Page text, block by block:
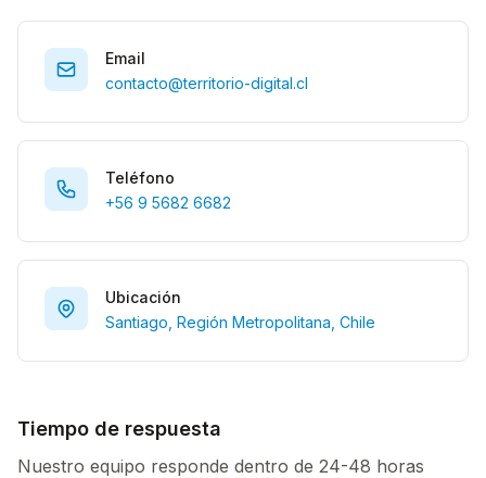
Email
contacto@territorio-digital.cl
Teléfono
+56 9 5682 6682
Ubicación
Santiago, Región Metropolitana, Chile
Tiempo de respuesta
Nuestro equipo responde dentro de 24-48 horas